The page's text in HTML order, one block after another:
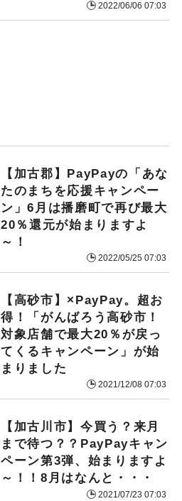
2022/06/06 07:03
【加古郡】PayPayの「あな
たのまちを応援キャンペー
ン」6月は播磨町で再び最大
20％還元が始まりますよ
～！
2022/05/25 07:03
【高砂市】×PayPay。超お
得！「がんばろう高砂市！
対象店舗で最大20％が戻っ
てくるキャンペーン」が始
まりました
2021/12/08 07:03
【加古川市】今買う？来月
まで待つ？？PayPayキャン
ペーン第3弾、始まりますよ
～！！8月はなんと・・・
2021/07/23 07:03